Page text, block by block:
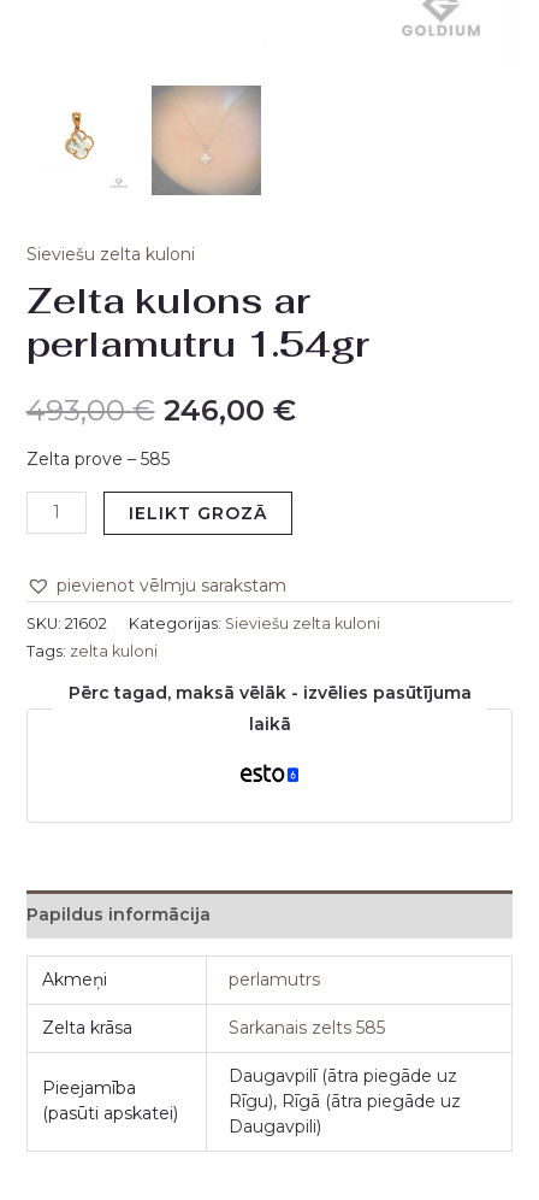
Sieviešu zelta kuloni
Zelta kulons ar
perlamutru 1.54gr
493,00€ 246,00 €
Zelta prove – 585
IELIKT GROZĀ
pievienot vēlmju sarakstam
SKU: 21602 Kategorijas: Sieviešu zelta kuloni
Tags: zelta kuloni
Pērc tagad, maksā vēlāk - izvēlies pasūtījuma
laikā
Papildus informācija
Akmeņi perlamutrs
Zelta krāsa Sarkanais zelts 585
Pieejamība
(pasūti apskatei)
Daugavpilī (ātra piegāde uz
Rīgu), Rīgā (ātra piegāde uz
Daugavpili)